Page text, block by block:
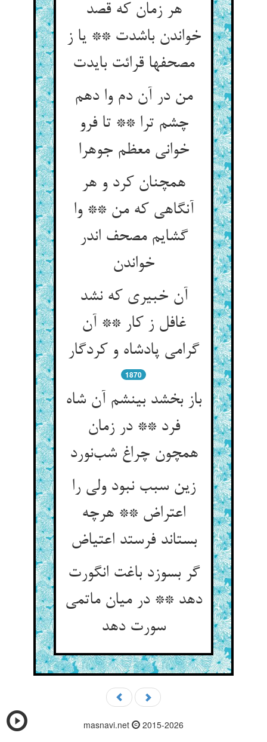
هر زمان که قصد
خواندن باشدت ** یا ز
مصحفها قرائت بایدت
من در آن دم وا دهم
چشم ترا ** تا فرو
خوانی معظم جوهرا
همچنان کرد و هر
آنگاهی که من ** وا
گشایم مصحف اندر
خواندن
آن خبیری که نشد
غافل ز کار ** آن
گرامی پادشاه و کردگار
1870
باز بخشد بینشم آن شاه
فرد ** در زمان
همچون چراغ شب‌نورد
زین سبب نبود ولی را
اعتراض ** هرچه
بستاند فرستد اعتیاض
گر بسوزد باغت انگورت
دهد ** در میان ماتمی
سورت دهد
masnavi.net 2015-2026